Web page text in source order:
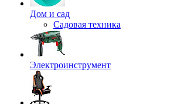
Дом и сад
Садовая техника
Электроинструмент